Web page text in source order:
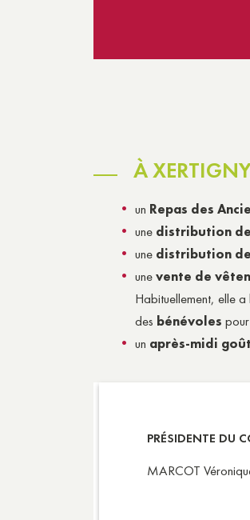
À
un Repas des
une distribution
une distribution
unevente de
Habituellement, elle
des bénévoles
un après-midi
PRÉSIDENTE DU
MARCOT